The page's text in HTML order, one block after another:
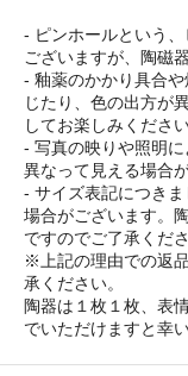
- ピンホールという
ございますが、陶磁
- 釉薬のかかり具合
じたり、色の出方が
してお楽しみください
- 写真の映りや照明
異なって見える場合
- サイズ表記につき
場合がございます。
ですのでご了承くださ
※上記の理由での返
承ください。
陶器は１枚１枚、表
でいただけますと幸い